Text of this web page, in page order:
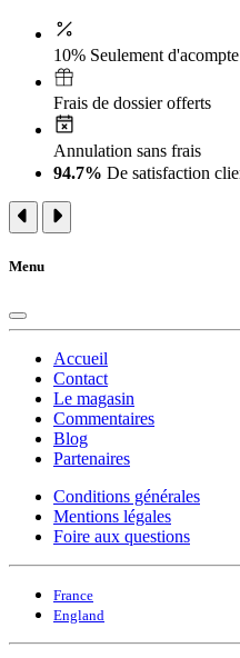
10% Seulement d'acompte
Frais de dossier offerts
Annulation sans frais
94.7% De satisfaction
Menu
Accueil
Contact
Le magasin
Commentaires
Blog
Partenaires
Conditions générales
Mentions légales
Foire aux questions
France
England